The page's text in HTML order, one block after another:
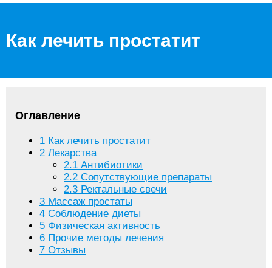
Как лечить простатит
Оглавление
1 Как лечить простатит
2 Лекарства
2.1 Антибиотики
2.2 Сопутствующие препараты
2.3 Ректальные свечи
3 Массаж простаты
4 Соблюдение диеты
5 Физическая активность
6 Прочие методы лечения
7 Отзывы